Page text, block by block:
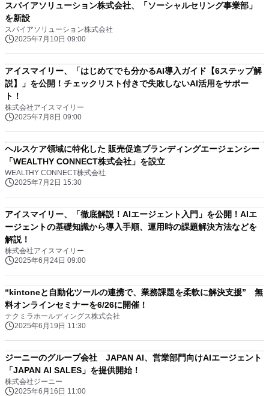
スパイアソリューション株式会社、「ソーシャルセリング事業部」
を新設
スパイアソリューション株式会社
2025年7月10日 09:00
アイスマイリー、「はじめてでも分かるAI導入ガイド【6ステップ解
説】」を公開！チェックリスト付きで失敗しないAI活用をサポー
ト！
株式会社アイスマイリー
2025年7月8日 09:00
ヘルスケア領域に特化した 販売促進ブランディングエージェンシー
「WEALTHY CONNECT株式会社」を設立
WEALTHY CONNECT株式会社
2025年7月2日 15:30
アイスマイリー、「徹底解説！AIエージェント入門」を公開！AIエ
ージェントの基礎知識から導入手順、運用時の課題解決方法などを
解説！
株式会社アイスマイリー
2025年6月24日 09:00
“kintoneと自動化ツールの連携で、業務課題を柔軟に解決支援” 無
料オンラインセミナーを6/26に開催！
テクミラホールディングス株式会社
2025年6月19日 11:30
ジーニーのグループ会社 JAPAN AI、営業部門向けAIエージェント
「JAPAN AI SALES」を提供開始！
株式会社ジーニー
2025年6月16日 11:00